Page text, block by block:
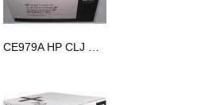
CE979A HP CLJ CP5525转印组件